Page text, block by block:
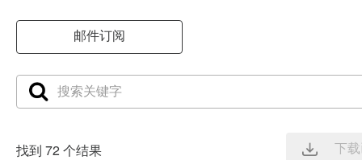
邮件订阅
找到 72 个结果 下